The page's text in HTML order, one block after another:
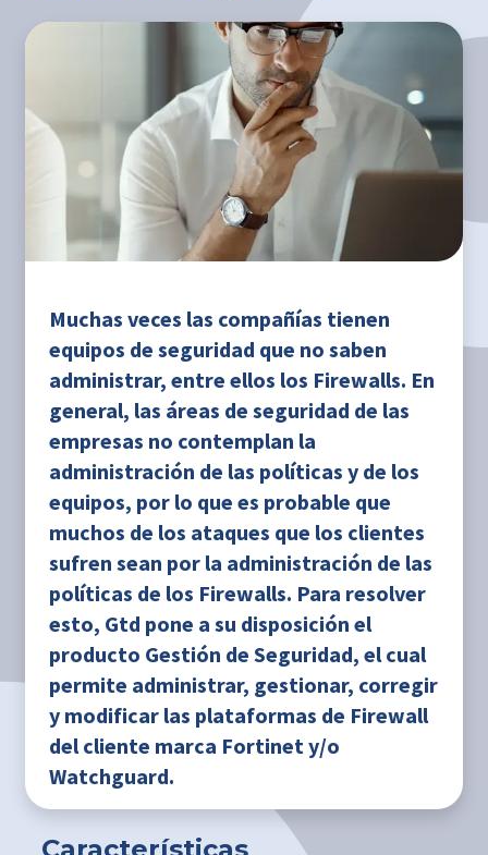
Muchas veces las compañías tienen
equipos de seguridad que no saben
administrar, entre ellos los Firewalls. En
general, las áreas de seguridad de las
empresas no contemplan la
administración de las políticas y de los
equipos, por lo que es probable que
muchos de los ataques que los clientes
sufren sean por la administración de las
políticas de los Firewalls. Para resolver
esto, Gtd pone a su disposición el
producto Gestión de Seguridad, el cual
permite administrar, gestionar, corregir
y modificar las plataformas de Firewall
del cliente marca Fortinet y/o
Watchguard.